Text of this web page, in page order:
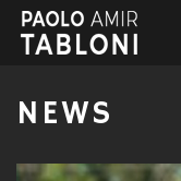
NEWS